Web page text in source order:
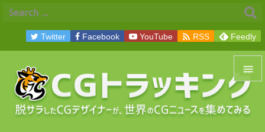


メニュ
Twitter Facebook YouTube  RSS Feedly